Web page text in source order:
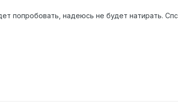
попробовать, надеюсь не будет натирать.